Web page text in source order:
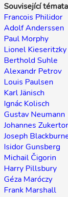
Související
Francois Philidor
Adolf Anderssen
Paul Morphy
Lionel Kieseritzky
Berthold Suhle
Alexandr Petrov
Louis Paulsen
Karl Jänisch
Ignác Kolisch
Gustav Neumann
Johannes
Joseph
Isidor Gunsberg
Michail Čigorin
Harry Pillsbury
Géza Maróczy
Frank Marshall